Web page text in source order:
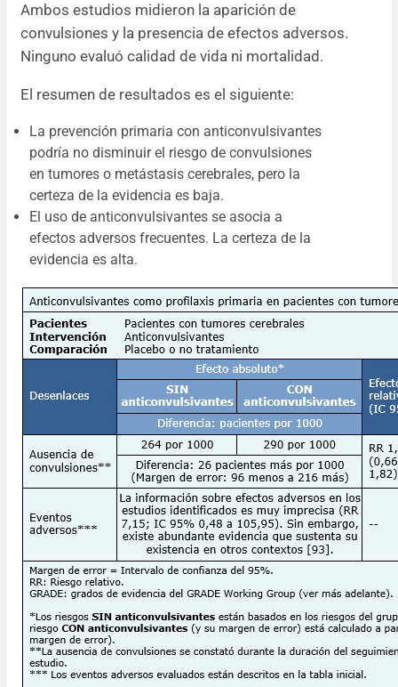
Ambos estudios midieron la aparición de
convulsiones y la presencia de efectos adversos.
Ninguno evaluó calidad de vida ni mortalidad.
El resumen de resultados es el siguiente:
La prevención primaria con anticonvulsivantes
podría no disminuir el riesgo de convulsiones
en tumores o metástasis cerebrales, pero la
certeza de la evidencia es baja.
El uso de anticonvulsivantes se asocia a
efectos adversos frecuentes. La certeza de la
evidencia es alta.